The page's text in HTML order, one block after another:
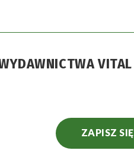
VITAL
ZAPISZ SIĘ